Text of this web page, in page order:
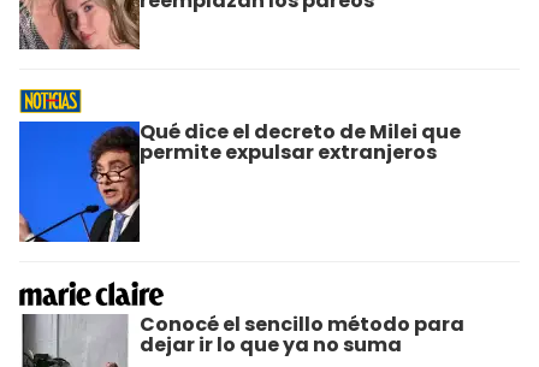
Qué dice el decreto de Milei que
permite expulsar extranjeros
Conocé el sencillo método para
dejar ir lo que ya no suma